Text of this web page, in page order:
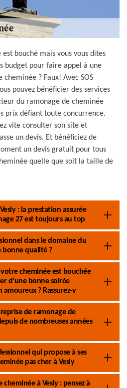
bouché mais vous vous dites
budget pour faire appel à une
? Faux! Avec SOS
pouvez bénéficier des services
du ramonage de cheminée
prix défiant toute concurrence.
vite consulter son site et
un devis. Et bénéficiez de
un devis gratuit pour tous
quelle que soit la taille de
: la prestation assurée
27 est toujours au top
dans le domaine du
bonne qualité ?
cheminée est bouchée
d’une bonne soirée
? Rassurez-v
de ramonage de
de nombreuses années
qui propose à ses
pas cher à Vesly
à Vesly : pensez à